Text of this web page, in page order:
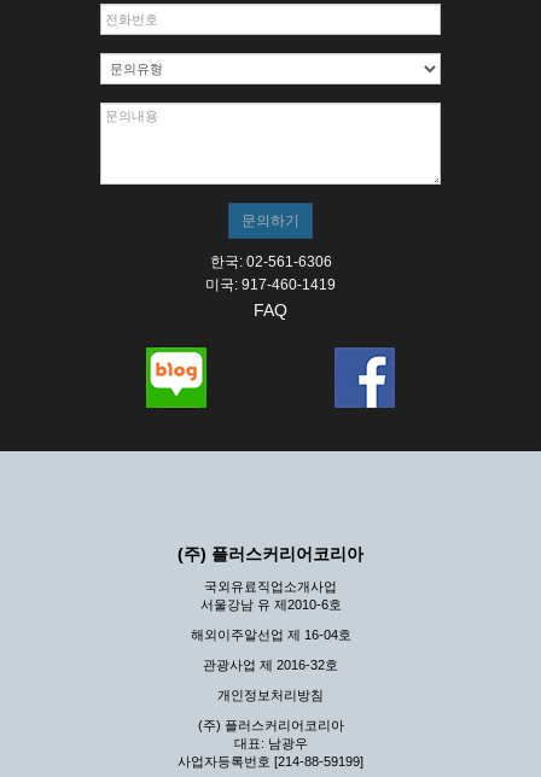
한국: 02-561-6306
미국: 917-460-1419
FAQ
(주) 플러스커리어코리아
국외유료직업소개사업
서울강남 유 제2010-6호
해외이주알선업 제 16-04호
관광사업 제 2016-32호
개인정보처리방침
(주) 플러스커리어코리아
대표: 남광우
사업자등록번호 [214-88-59199]